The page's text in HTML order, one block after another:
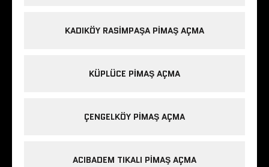
KADIKÖY RASIMPAŞA PIMAŞ AÇMA
KÜPLÜCE PIMAŞ AÇMA
ÇENGELKÖY PIMAŞ AÇMA
ACIBADEM TIKALI PIMAŞ AÇMA